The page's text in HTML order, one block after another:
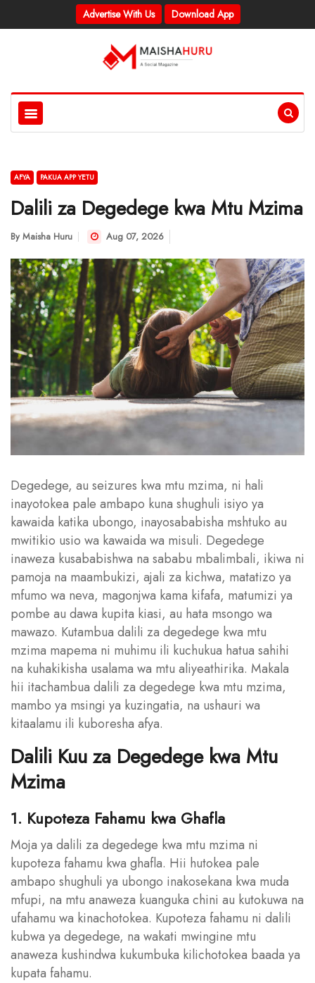
Advertise With Us Download App
AFYA PAKUA APP YETU
Dalili za Degedege kwa Mtu Mzima
By Maisha Huru Aug 07, 2026
Degedege, au seizures kwa mtu mzima, ni hali
inayotokea pale ambapo kuna shughuli isiyo ya
kawaida katika ubongo, inayosababisha mshtuko au
mwitikio usio wa kawaida wa misuli. Degedege
inaweza kusababishwa na sababu mbalimbali, ikiwa ni
pamoja na maambukizi, ajali za kichwa, matatizo ya
mfumo wa neva, magonjwa kama kifafa, matumizi ya
pombe au dawa kupita kiasi, au hata msongo wa
mawazo. Kutambua dalili za degedege kwa mtu
mzima mapema ni muhimu ili kuchukua hatua sahihi
na kuhakikisha usalama wa mtu aliyeathirika. Makala
hii itachambua dalili za degedege kwa mtu mzima,
mambo ya msingi ya kuzingatia, na ushauri wa
kitaalamu ili kuboresha afya.
Dalili Kuu za Degedege kwa Mtu
Mzima
1. Kupoteza Fahamu kwa Ghafla
Moja ya dalili za degedege kwa mtu mzima ni
kupoteza fahamu kwa ghafla. Hii hutokea pale
ambapo shughuli ya ubongo inakosekana kwa muda
mfupi, na mtu anaweza kuanguka chini au kutokuwa na
ufahamu wa kinachotokea. Kupoteza fahamu ni dalili
kubwa ya degedege, na wakati mwingine mtu
anaweza kushindwa kukumbuka kilichotokea baada ya
kupata fahamu.